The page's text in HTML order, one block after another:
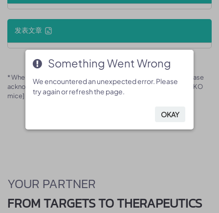
发表文章
* When publishing results obtained using this animal model, please
acknowledge the source as follows: The animal model [B-Pcif1 KO
mice] (Cat# 170618) was purchased from Biocytogen.
YOUR PARTNER
FROM TARGETS TO THERAPEUTICS
Something Went Wrong
We encountered an unexpected error. Please
try again or refresh the page.
OKAY
Something Went Wrong
We encountered an unexpected error. Please
try again or refresh the page.
OKAY